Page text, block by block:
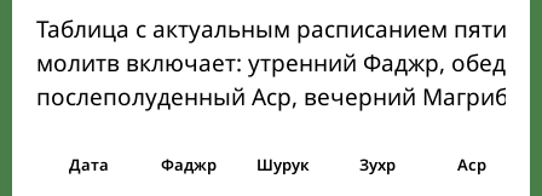
Таблица с актуальным расписанием пяти
молитв включает: утренний Фаджр,
послеполуденный Аср, вечерний Магриб
Дата Фаджр Шурук Зухр Аср